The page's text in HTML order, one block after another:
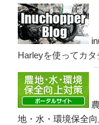
Harleyを使ってカ
地・水・環境保全